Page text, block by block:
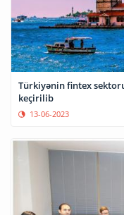
Türkiyənin fintex
keçirilib
13-06-2023